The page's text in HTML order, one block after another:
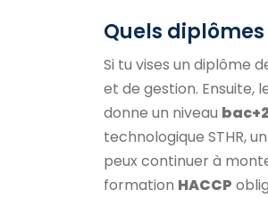
Quels
Si tu vises un diplôme
et de gestion. Ensuite,
donne un niveau bac+2
technologique STHR,
peux continuer à
formation HACCP